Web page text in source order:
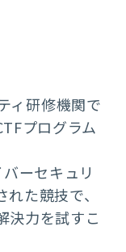
ィ研修機関で
プログラム
ーセキュリ
た競技で、
決力を試すこ